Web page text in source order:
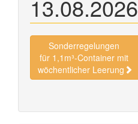
13.08.2026
Sonderregelungen
für 1,1m³-Container mit
wöchentlicher Leerung